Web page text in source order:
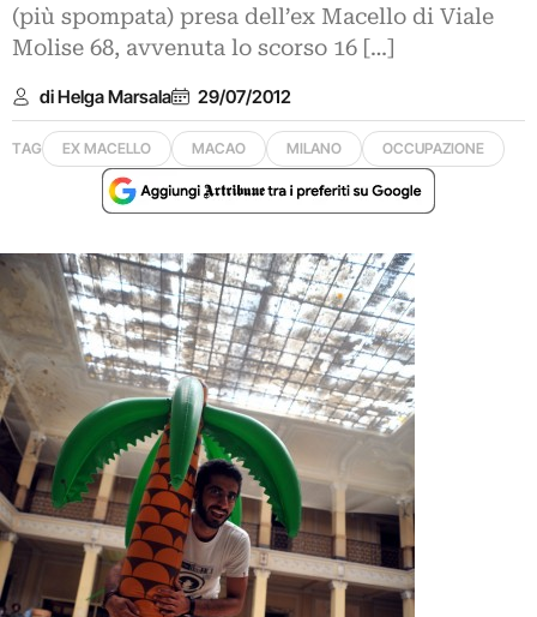
(più spompata) presa dell’ex Macello di Viale
Molise 68, avvenuta lo scorso 16 […]
di Helga Marsala 29/07/2012
TAG EX MACELLO MACAO MILANO OCCUPAZIONE